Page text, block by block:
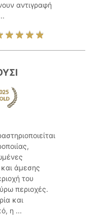
αντιγραφή
άμεσης
του
περιοχές.
και
η ...